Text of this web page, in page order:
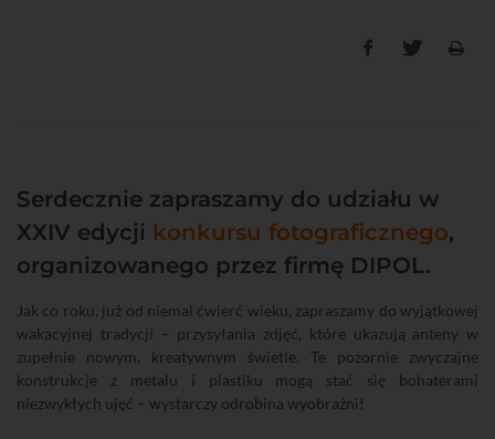
Serdecznie zapraszamy do udziału w
XXIV edycji konkursu fotograficznego,
organizowanego przez firmę DIPOL.
Jak co roku, już od niemal ćwierć wieku, zapraszamy do wyjątkowej
wakacyjnej tradycji – przysyłania zdjęć, które ukazują anteny w
zupełnie nowym, kreatywnym świetle. Te pozornie zwyczajne
konstrukcje z metalu i plastiku mogą stać się bohaterami
niezwykłych ujęć – wystarczy odrobina wyobraźni!